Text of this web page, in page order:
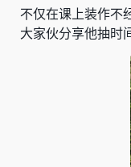
不仅在课上装作不
大家伙分享他抽时